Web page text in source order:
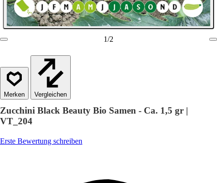
1/2
Vergleichen
Zucchini Black Beauty Bio Samen - Ca. 1,5 gr |
VT_204
Erste Bewertung schreiben